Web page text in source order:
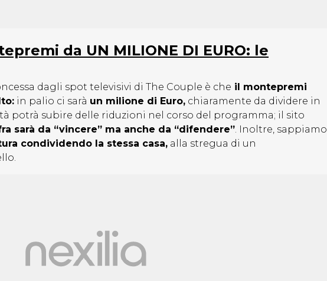
da UN MILIONE DI EURO: le
dagli spot televisivi di The Couple è che il montepremi
in palio ci sarà un milione di Euro, chiaramente da dividere in
potrà subire delle riduzioni nel corso del programma; il sito
sarà da “vincere” ma anche da “difendere”. Inoltre, sappiamo
condividendo la stessa casa, alla stregua di un